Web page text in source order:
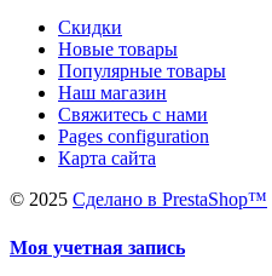
Скидки
Новые товары
Популярные товары
Наш магазин
Свяжитесь с нами
Pages configuration
Карта сайта
© 2025 Сделано в PrestaShop™
Моя учетная запись